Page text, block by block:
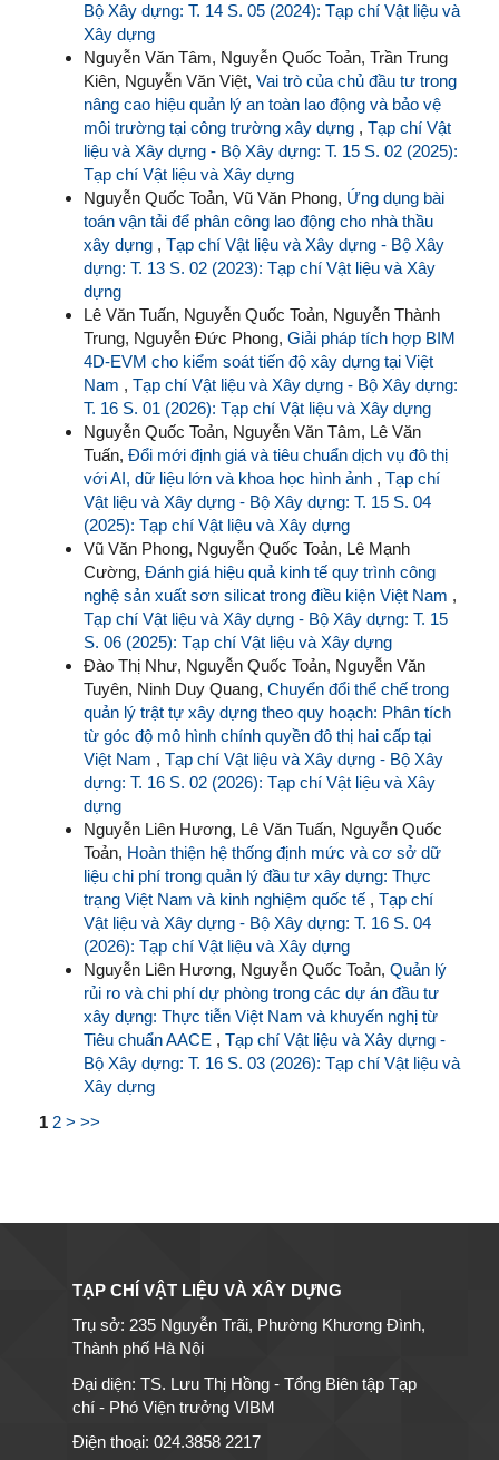
Bộ Xây dựng: T. 14 S. 05 (2024): Tạp chí Vật liệu và
Xây dựng
Nguyễn Văn Tâm, Nguyễn Quốc Toản, Trần Trung
Kiên, Nguyễn Văn Việt, Vai trò của chủ đầu tư trong
nâng cao hiệu quản lý an toàn lao động và bảo vệ
môi trường tại công trường xây dựng , Tạp chí Vật
liệu và Xây dựng - Bộ Xây dựng: T. 15 S. 02 (2025):
Tạp chí Vật liệu và Xây dựng
Nguyễn Quốc Toản, Vũ Văn Phong, Ứng dụng bài
toán vận tải để phân công lao động cho nhà thầu
xây dựng , Tạp chí Vật liệu và Xây dựng - Bộ Xây
dựng: T. 13 S. 02 (2023): Tạp chí Vật liệu và Xây
dựng
Lê Văn Tuấn, Nguyễn Quốc Toản, Nguyễn Thành
Trung, Nguyễn Đức Phong, Giải pháp tích hợp BIM
4D-EVM cho kiểm soát tiến độ xây dựng tại Việt
Nam , Tạp chí Vật liệu và Xây dựng - Bộ Xây dựng:
T. 16 S. 01 (2026): Tạp chí Vật liệu và Xây dựng
Nguyễn Quốc Toản, Nguyễn Văn Tâm, Lê Văn
Tuấn, Đổi mới định giá và tiêu chuẩn dịch vụ đô thị
với AI, dữ liệu lớn và khoa học hình ảnh , Tạp chí
Vật liệu và Xây dựng - Bộ Xây dựng: T. 15 S. 04
(2025): Tạp chí Vật liệu và Xây dựng
Vũ Văn Phong, Nguyễn Quốc Toản, Lê Mạnh
Cường, Đánh giá hiệu quả kinh tế quy trình công
nghệ sản xuất sơn silicat trong điều kiện Việt Nam ,
Tạp chí Vật liệu và Xây dựng - Bộ Xây dựng: T. 15
S. 06 (2025): Tạp chí Vật liệu và Xây dựng
Đào Thị Như, Nguyễn Quốc Toản, Nguyễn Văn
Tuyên, Ninh Duy Quang, Chuyển đổi thể chế trong
quản lý trật tự xây dựng theo quy hoạch: Phân tích
từ góc độ mô hình chính quyền đô thị hai cấp tại
Việt Nam , Tạp chí Vật liệu và Xây dựng - Bộ Xây
dựng: T. 16 S. 02 (2026): Tạp chí Vật liệu và Xây
dựng
Nguyễn Liên Hương, Lê Văn Tuấn, Nguyễn Quốc
Toản, Hoàn thiện hệ thống định mức và cơ sở dữ
liệu chi phí trong quản lý đầu tư xây dựng: Thực
trạng Việt Nam và kinh nghiệm quốc tế , Tạp chí
Vật liệu và Xây dựng - Bộ Xây dựng: T. 16 S. 04
(2026): Tạp chí Vật liệu và Xây dựng
Nguyễn Liên Hương, Nguyễn Quốc Toản, Quản lý
rủi ro và chi phí dự phòng trong các dự án đầu tư
xây dựng: Thực tiễn Việt Nam và khuyến nghị từ
Tiêu chuẩn AACE , Tạp chí Vật liệu và Xây dựng -
Bộ Xây dựng: T. 16 S. 03 (2026): Tạp chí Vật liệu và
Xây dựng
1 2 > >>
TẠP CHÍ VẬT LIỆU VÀ XÂY DỰNG
Trụ sở: 235 Nguyễn Trãi, Phường Khương Đình,
Thành phố Hà Nội
Đại diện: TS. Lưu Thị Hồng - Tổng Biên tập Tạp
chí - Phó Viện trưởng VIBM
Điện thoại: 024.3858 2217